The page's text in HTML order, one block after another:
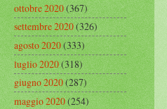
ottobre 2020(367)
settembre 2020(326)
agosto 2020(333)
luglio 2020(318)
giugno 2020(287)
maggio 2020(254)